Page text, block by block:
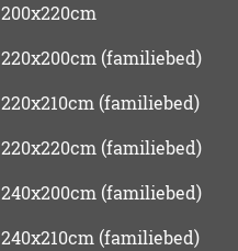
200x220cm
220x200cm (familiebed)
220x210cm (familiebed)
220x220cm (familiebed)
240x200cm (familiebed)
240x210cm (familiebed)